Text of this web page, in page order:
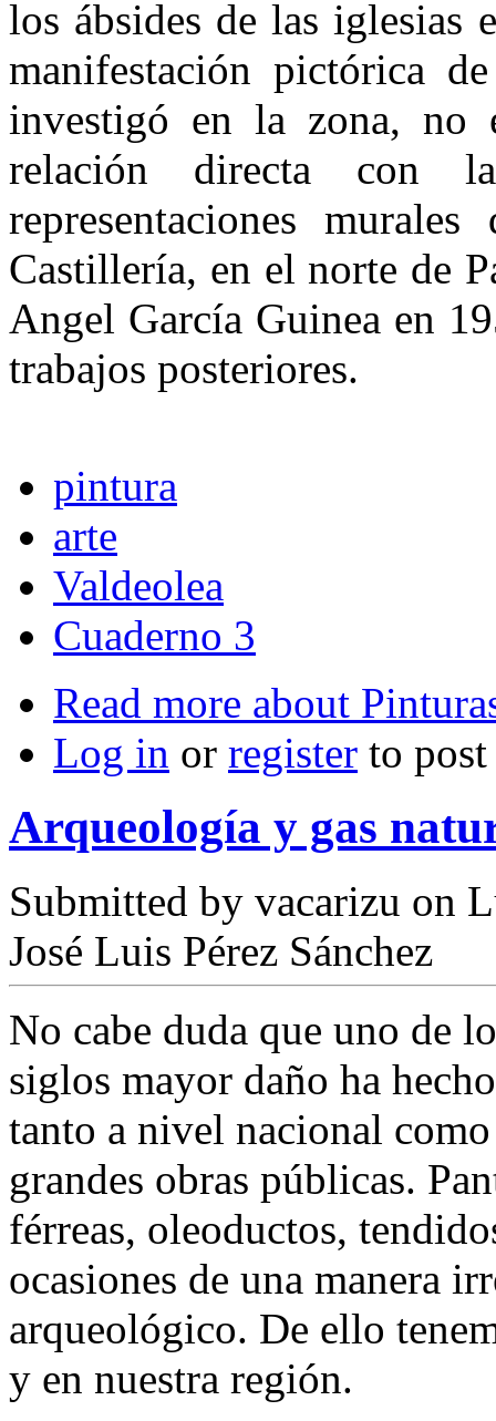
los ábsides de las iglesias
manifestación pictórica
investigó en la zona, no
relación directa con
representaciones
Castillería, en el norte de
Angel García Guinea en
trabajos posteriores.
pintura
arte
Valdeolea
Cuaderno 3
Read more about
Log in or register to
Arqueología y gas
Submitted by vacarizu on
José Luis Pérez Sánchez
No cabe duda que uno de
siglos mayor daño ha
tanto a nivel nacional
grandes obras públicas.
férreas, oleoductos,
ocasiones de una manera
arqueológico. De ello
y en nuestra región.